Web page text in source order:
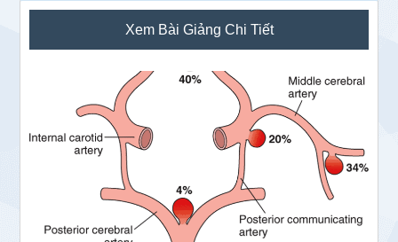
Sidebar
chính
Xem Bài Giảng Chi Tiết